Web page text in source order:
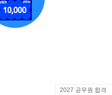
2027 공무원 합격